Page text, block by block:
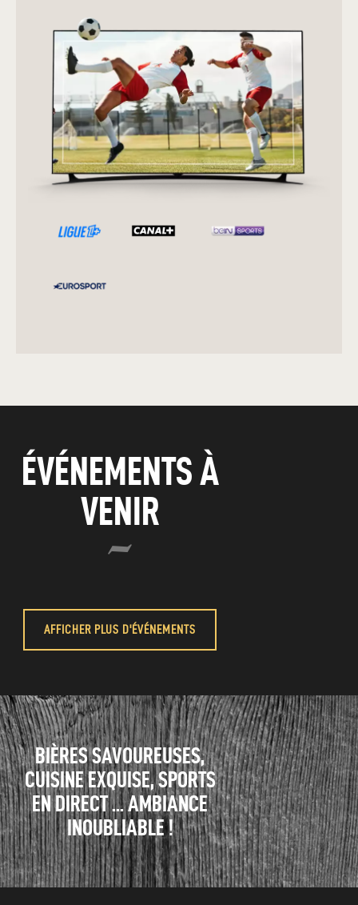
ÉVÉNEMENTS À
VENIR
AFFICHER PLUS D'ÉVÉNEMENTS
BIÈRES SAVOUREUSES,
CUISINE EXQUISE, SPORTS
EN DIRECT ...AMBIANCE
INOUBLIABLE !